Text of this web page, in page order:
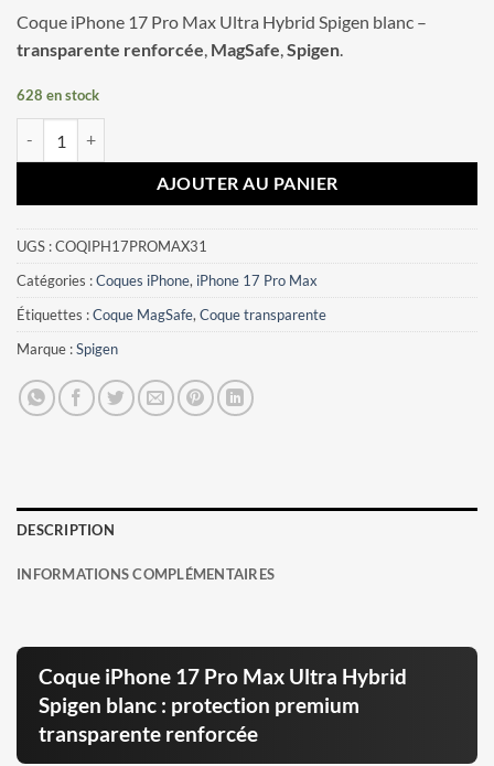
Coque iPhone 17 Pro Max Ultra Hybrid Spigen blanc –
transparente renforcée, MagSafe,Spigen.
628 en stock
AJOUTER AU PANIER
UGS :COQIPH17PROMAX31
Catégories :Coques iPhone, iPhone 17 Pro Max
Étiquettes :Coque MagSafe, Coque transparente
Marque :Spigen
DESCRIPTION
INFORMATIONS COMPLÉMENTAIRES
Coque iPhone 17 Pro Max Ultra Hybrid
Spigen blanc : protection premium
transparente renforcée